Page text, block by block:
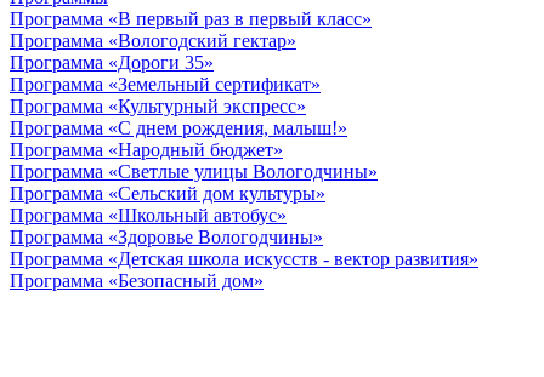
Программа «В первый раз в первый класс»
Программа «Вологодский гектар»
Программа «Дороги 35»
Программа «Земельный сертификат»
Программа «Культурный экспресс»
Программа «С днем рождения, малыш!»
Программа «Народный бюджет»
Программа «Светлые улицы Вологодчины»
Программа «Сельский дом культуры»
Программа «Школьный автобус»
Программа «Здоровье Вологодчины»
Программа «Детская школа искусств - вектор развития»
Программа «Безопасный дом»